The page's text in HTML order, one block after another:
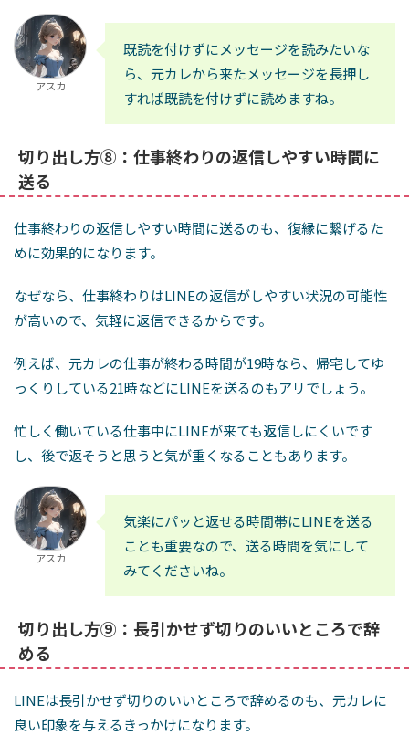
アスカ
既読を付けずにメッセージを読みたいな
ら、元カレから来たメッセージを長押し
すれば既読を付けずに読めますね。
切り出し方⑧：仕事終わりの返信しやすい時間に
送る
仕事終わりの返信しやすい時間に送るのも、復縁に繋げるた
めに効果的になります。
なぜなら、仕事終わりはLINEの返信がしやすい状況の可能性
が高いので、気軽に返信できるからです。
例えば、元カレの仕事が終わる時間が19時なら、帰宅してゆ
っくりしている21時などにLINEを送るのもアリでしょう。
忙しく働いている仕事中にLINEが来ても返信しにくいです
し、後で返そうと思うと気が重くなることもあります。
アスカ
気楽にパッと返せる時間帯にLINEを送る
ことも重要なので、送る時間を気にして
みてくださいね。
切り出し方⑨：長引かせず切りのいいところで辞
める
LINEは長引かせず切りのいいところで辞めるのも、元カレに
良い印象を与えるきっかけになります。